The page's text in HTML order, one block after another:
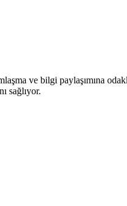
ve bilgi paylaşımına
sağlıyor.